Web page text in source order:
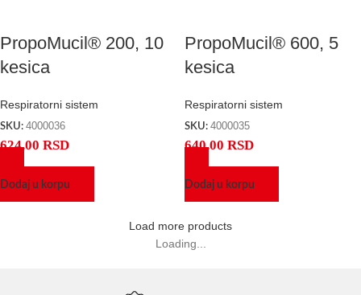
PropoMucil® 200, 10
kesica
Respiratorni sistem
SKU: 4000036
624,00 RSD
Dodaj u korpu
PropoMucil® 600, 5
kesica
Respiratorni sistem
SKU: 4000035
640,00 RSD
Dodaj u korpu
Load more products
Loading...